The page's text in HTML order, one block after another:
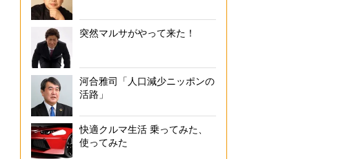
突然マルサがやって来た！
河合雅司「人口減少ニッポンの
活路」
快適クルマ生活 乗ってみた、
使ってみた